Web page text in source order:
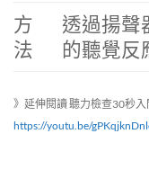
方
法
透過揚聲
的聽覺反
》延伸閱讀 聽力檢查30秒
https://youtu.be/